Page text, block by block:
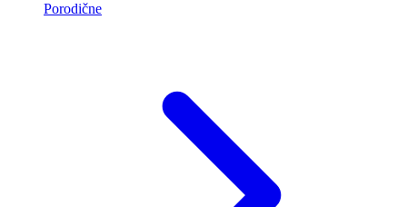
Porodične